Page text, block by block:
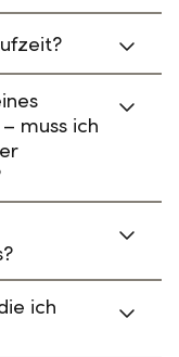
muss ich
ich